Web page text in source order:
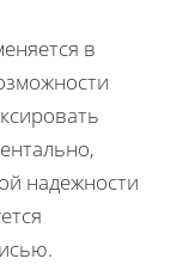
в
надежности